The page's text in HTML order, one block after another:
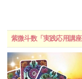
紫微斗数「実践応用講